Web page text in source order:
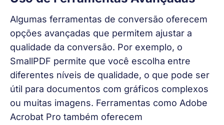
Algumas ferramentas de conversão oferecem
opções avançadas que permitem ajustar a
qualidade da conversão. Por exemplo, o
SmallPDF permite que você escolha entre
diferentes níveis de qualidade, o que pode ser
útil para documentos com gráficos complexos
ou muitas imagens. Ferramentas como Adobe
Acrobat Pro também oferecem